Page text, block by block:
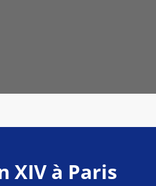
XIV à Paris